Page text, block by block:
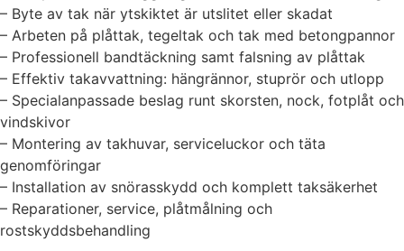
– Byte av tak när ytskiktet är utslitet eller skadat
– Arbeten på plåttak, tegeltak och tak med betongpannor
– Professionell bandtäckning samt falsning av plåttak
– Effektiv takavvattning: hängrännor, stuprör och utlopp
– Specialanpassade beslag runt skorsten, nock, fotplåt och
vindskivor
– Montering av takhuvar, serviceluckor och täta
genomföringar
– Installation av snörasskydd och komplett taksäkerhet
– Reparationer, service, plåtmålning och
rostskyddsbehandling